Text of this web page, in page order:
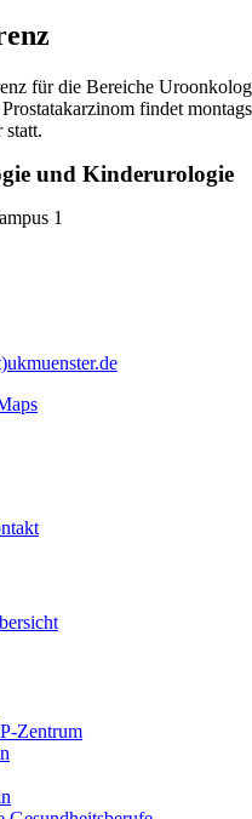
für die Bereiche
findet
und Kinderurologie
1
Zentrum